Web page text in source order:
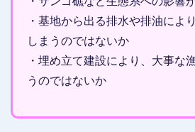
・基地から出る排水や排油によ
しまうのではないか
・埋め立て建設により、大事な
うのではないか